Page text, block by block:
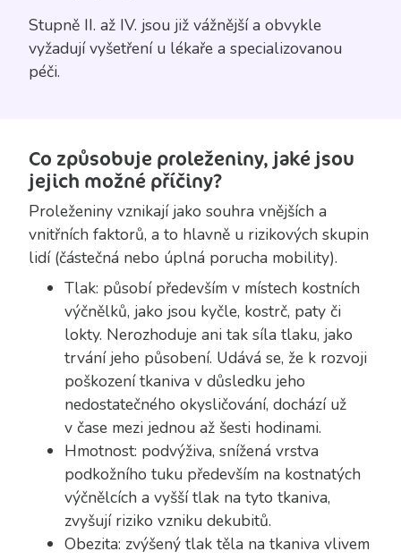
Stupně II. až IV. jsou již vážnější a obvykle
vyžadují vyšetření u lékaře a specializovanou
péči.
Co způsobuje proleženiny, jaké jsou
jejich možné příčiny?
Proleženiny vznikají jako souhra vnějších a
vnitřních faktorů, a to hlavně u rizikových skupin
lidí (částečná nebo úplná porucha mobility).
Tlak: působí především v místech kostních
výčnělků, jako jsou kyčle, kostrč, paty či
lokty. Nerozhoduje ani tak síla tlaku, jako
trvání jeho působení. Udává se, že k rozvoji
poškození tkaniva v důsledku jeho
nedostatečného okysličování, dochází už
v čase mezi jednou až šesti hodinami.
Hmotnost: podvýživa, snížená vrstva
podkožního tuku především na kostnatých
výčnělcích a vyšší tlak na tyto tkaniva,
zvyšují riziko vzniku dekubitů.
Obezita: zvýšený tlak těla na tkaniva vlivem